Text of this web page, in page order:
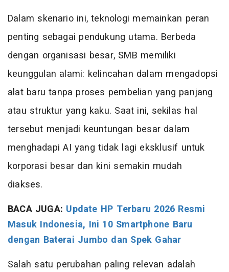
Dalam skenario ini, teknologi memainkan peran
penting sebagai pendukung utama. Berbeda
dengan organisasi besar, SMB memiliki
keunggulan alami: kelincahan dalam mengadopsi
alat baru tanpa proses pembelian yang panjang
atau struktur yang kaku. Saat ini, sekilas hal
tersebut menjadi keuntungan besar dalam
menghadapi AI yang tidak lagi eksklusif untuk
korporasi besar dan kini semakin mudah
diakses.
BACA JUGA: Update HP Terbaru 2026 Resmi
Masuk Indonesia, Ini 10 Smartphone Baru
dengan Baterai Jumbo dan Spek Gahar
Salah satu perubahan paling relevan adalah